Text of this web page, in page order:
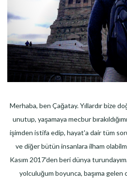
Merhaba, ben Çağatay. Yıllardır bize
unutup, yaşamaya mecbur
işimden istifa edip, hayat'a dair tüm
ve diğer bütün insanlara ilham
Kasım 2017'den beri dünya
yolculuğum boyunca, başıma gelen